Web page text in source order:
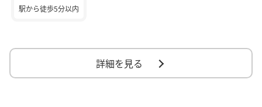
駅から徒歩5分以内
詳細を見る